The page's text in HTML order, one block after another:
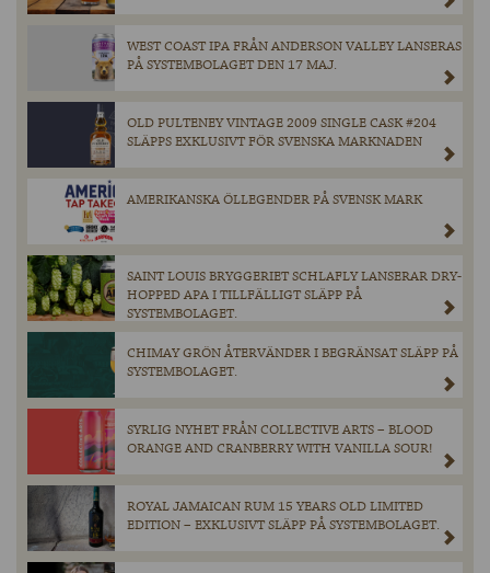
WEST COAST IPA FRÅN ANDERSON VALLEY LANSERAS
PÅ SYSTEMBOLAGET DEN 17 MAJ.
OLD PULTENEY VINTAGE 2009 SINGLE CASK #204
SLÄPPS EXKLUSIVT FÖR SVENSKA MARKNADEN
AMERIKANSKA ÖLLEGENDER PÅ SVENSK MARK
SAINT LOUIS BRYGGERIET SCHLAFLY LANSERAR DRY-
HOPPED APA I TILLFÄLLIGT SLÄPP PÅ
SYSTEMBOLAGET.
CHIMAY GRÖN ÅTERVÄNDER I BEGRÄNSAT SLÄPP PÅ
SYSTEMBOLAGET.
SYRLIG NYHET FRÅN COLLECTIVE ARTS – BLOOD
ORANGE AND CRANBERRY WITH VANILLA SOUR!
ROYAL JAMAICAN RUM 15 YEARS OLD LIMITED
EDITION – EXKLUSIVT SLÄPP PÅ SYSTEMBOLAGET.